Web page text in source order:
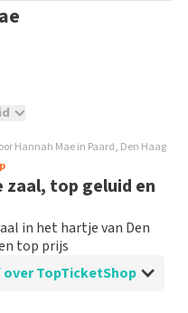
van echte klanten. Het is
te laten als je geen
Reviews met
worden niet geplaatst.
een review wordt
Hannah Mae in Paard, Den Haag
top geluid en
in het hartje van Den
top prijs
TopTicketShop